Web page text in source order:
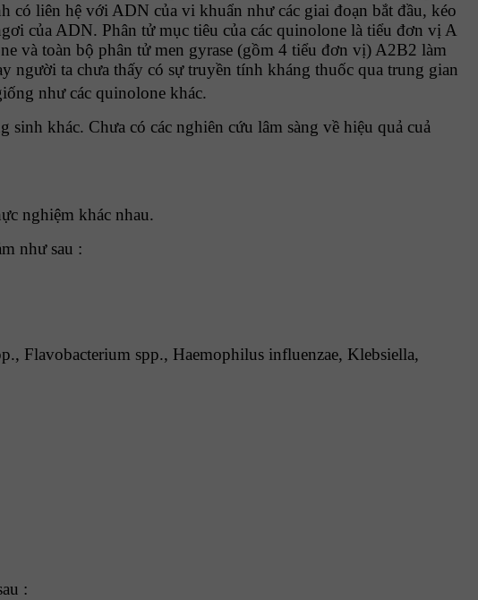
liên hệ với ADN của vi khuẩn như các giai đoạn bắt đầu, kéo
của ADN. Phân tử mục tiêu của các quinolone là tiểu đơn vị A
và toàn bộ phân tử men gyrase (gồm 4 tiểu đơn vị) A2B2 làm
người ta chưa thấy có sự truyền tính kháng thuốc qua trung gian
như các quinolone khác.
khác. Chưa có các nghiên cứu lâm sàng về hiệu quả cuả
nghiệm khác nhau.
như sau :
Flavobacterium spp., Haemophilus influenzae, Klebsiella,
: